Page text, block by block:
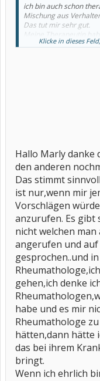
ich bin auch schon
Mischung aus
Das tut mir sehr gut.
Meine Therapeutin
der richtige Treffer.
Klicke in dieses
Hallo Marly danke
den anderen
Das stimmt
ist nur,wenn mir
Vorschlägen
anzurufen. Es gibt
nicht welchen
angerufen und
gesprochen..und
gehen,ich denke
habe und es mir
Rheumathologe
hätten,dann hätte
das bei ihrem
bringt.
Wenn ich ehrlich